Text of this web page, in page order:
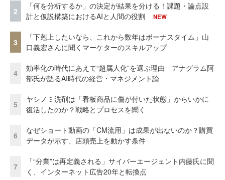
2
「何を分析するか」の決定が結果を分ける！課題・論点設
計と仮説構築におけるAIと人間の役割
NEW
3
「下剋上したいなら、これから数年はボーナスタイム」山
口義宏さんに聞くマーケターのスキルアップ
4
効率化の時代にあえて“超属人化”を選ぶ理由 アナグラム阿
部氏が語るAI時代の経営・マネジメント論
5
ヤシノミ洗剤は「看板商品に傷が付いた状態」からいかに
復活したのか？戦略とプロセスを聞く
6
なぜショート動画の「CM流用」は成果が出ないのか？購買
データが示す、店頭売上を動かす条件
7
「“分業”は再定義される」サイバーエージェント内藤氏に聞
く、インターネット広告20年と転換点